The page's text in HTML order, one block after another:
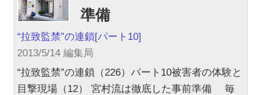
準備
“拉致監禁”の連鎖[パート10]
2013/5/14 編集局
“拉致監禁”の連鎖（226）パート10被害者の体験と
目撃現場（12） 宮村流は徹底した事前準備 毎